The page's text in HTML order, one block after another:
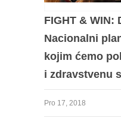
FIGHT & WIN:
Nacionalni
kojim ćemo
i zdravstvenu
Pro 17, 2018